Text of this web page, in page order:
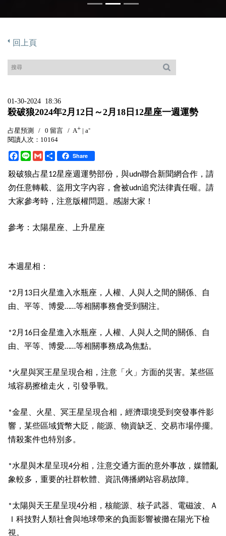
回上頁
01-30-2024 18:36
殺破狼2024年2月12日～2月18日12星座一週運勢
占星預測 / 0 留言 / A+ | a-
閱讀人次：10164
F
a
c
e
b
o
o
L
n
e
G
m
a
i
l
享
Share
殺破狼占星12星座週運勢部份，與udn聯合新聞網合作，請
勿任意轉載、盜用文字內容，會被udn追究法律責任喔。請
大家參考時，注意版權問題。感謝大家！
參考：太陽星座、上升星座
本週星相：
*2月 13日火星進入水瓶座，人權、人與人之間的關係、自
由、平等、博愛……等相關事務會受到關注。
*2月 16日金星進入水瓶座，人權、人與人之間的關係、自
由、平等、博愛……等相關事務成為焦點。
*火星與冥王星呈現合相，注意「火」方面的災害。某些區
域容易擦槍走火，引發爭戰。
*金星、火星、冥王星呈現合相，經濟環境受到突發事件影
響，某些區域貨幣大貶，能源、物資缺乏、交易市場停擺。
情殺案件也特別多。
*水星與木星呈現4分相，注意交通方面的意外事故，媒體亂
象較多，重要的社群軟體、資訊傳播網站容易故障。
*太陽與天王星呈現4分相，核能源、核子武器、電磁波、Ａ
Ｉ科技對人類社會與地球帶來的負面影響被攤在陽光下檢
視。